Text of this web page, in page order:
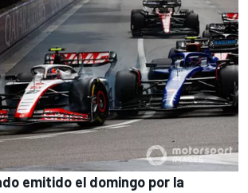
emitido el domingo por la